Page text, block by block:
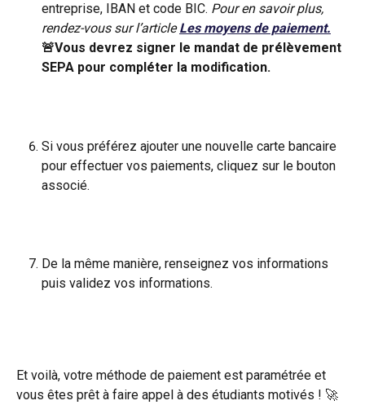
entreprise, IBAN et code BIC. Pour en savoir plus,
rendez-vous sur l’article Les moyens de paiement.
🚨Vous devrez signer le mandat de prélèvement
SEPA pour compléter la modification.
Si vous préférez ajouter une nouvelle carte bancaire
pour effectuer vos paiements, cliquez sur le bouton
associé.
De la même manière, renseignez vos informations
puis validez vos informations.
Et voilà, votre méthode de paiement est paramétrée et
vous êtes prêt à faire appel à des étudiants motivés ! 🚀